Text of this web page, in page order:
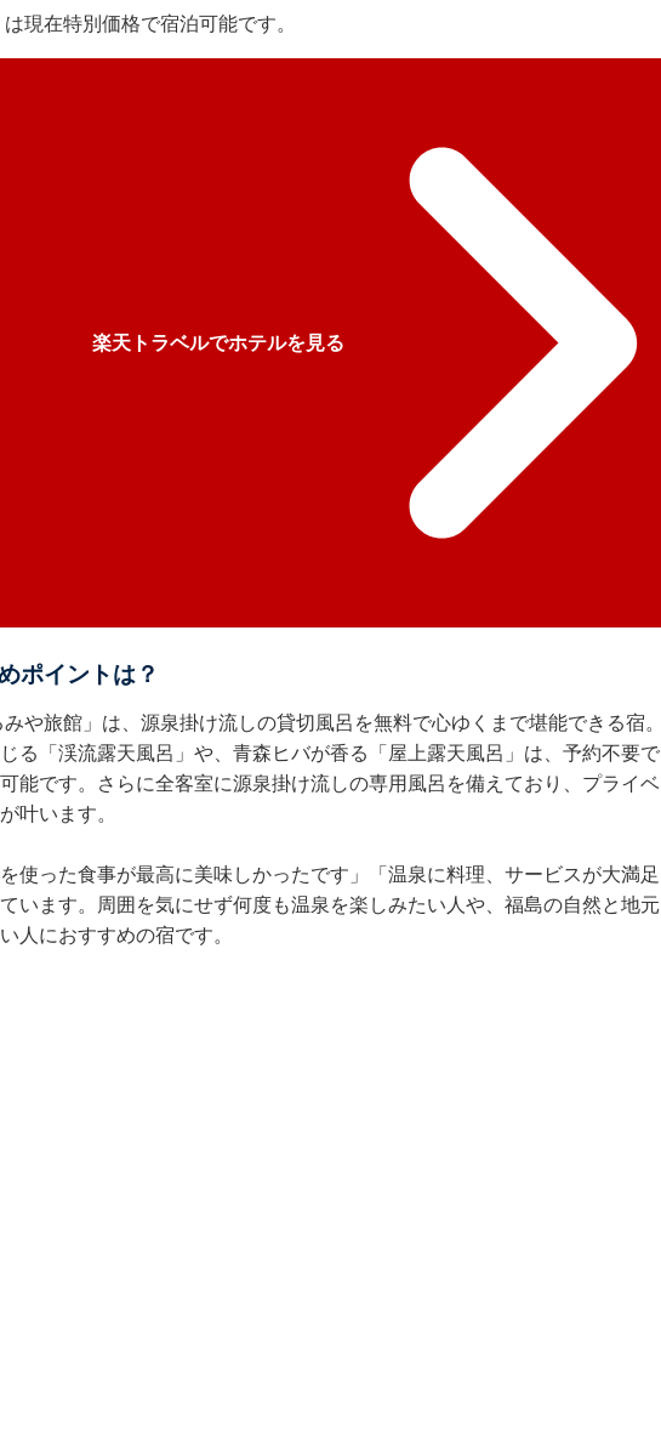
現在特別価格で宿泊可能です。
楽天トラベルでホテルを見る
ポイントは？
や旅館」は、源泉掛け流しの貸切風呂を無料で心ゆくまで堪能できる宿。
る「渓流露天風呂」や、青森ヒバが香る「屋上露天風呂」は、予約不要で
能です。さらに全客室に源泉掛け流しの専用風呂を備えており、プライベ
叶います。
使った食事が最高に美味しかったです」「温泉に料理、サービスが大満足
います。周囲を気にせず何度も温泉を楽しみたい人や、福島の自然と地元
人におすすめの宿です。